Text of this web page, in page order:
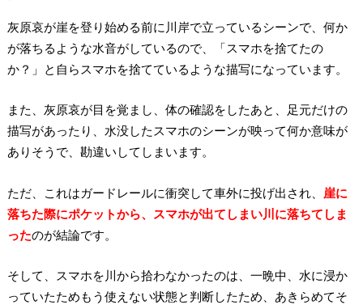
灰原哀が崖を登り始める前に川岸で立っているシーンで、何か
が落ちるような水音がしているので、「スマホを捨てたの
か？」と自らスマホを捨てているような描写になっています。
また、灰原哀が目を覚まし、体の確認をしたあと、足元だけの
描写があったり、水没したスマホのシーンが映って何か意味が
ありそうで、勘違いしてしまいます。
ただ、これはガードレールに衝突して車外に投げ出され、 崖に
落ちた際にポケットから、スマホが出てしまい川に落ちてしま
ったのが結論です。
そして、スマホを川から拾わなかったのは、一晩中、水に浸か
っていたためもう使えない状態と判断したため、あきらめてそ